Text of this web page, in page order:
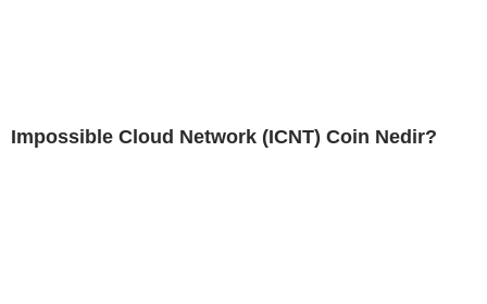
Impossible Cloud Network (ICNT) Coin Nedir?